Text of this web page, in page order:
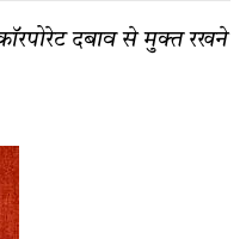
दबाव से मुक्त रखने